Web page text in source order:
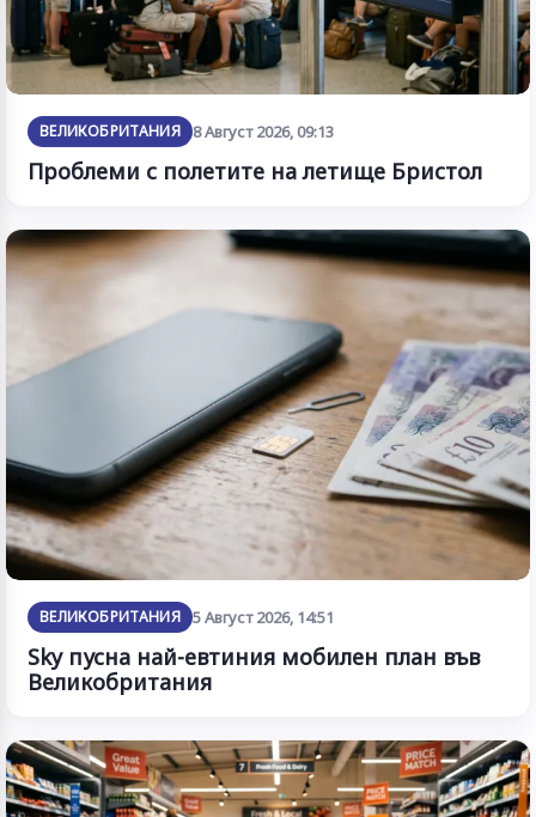
ВЕЛИКОБРИТАНИЯ 8 Август 2026, 09:13
Проблеми с полетите на летище Бристол
ВЕЛИКОБРИТАНИЯ 5 Август 2026, 14:51
Sky пусна най-евтиния мобилен план във
Великобритания